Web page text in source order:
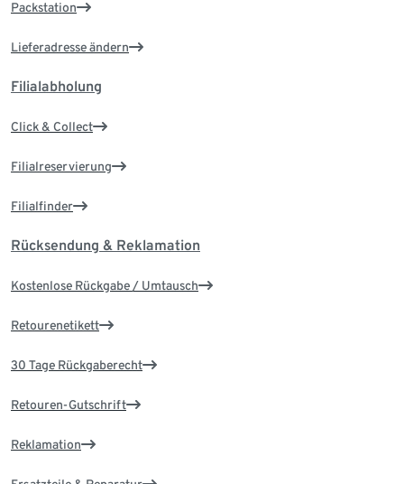
Packstation
Lieferadresse ändern
Filialabholung
Click & Collect
Filialreservierung
Filialfinder
Rücksendung & Reklamation
Kostenlose Rückgabe / Umtausch
Retourenetikett
30 Tage Rückgaberecht
Retouren-Gutschrift
Reklamation